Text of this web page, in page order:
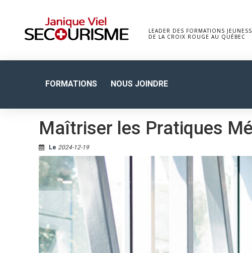
LEADER DES FORMATIONS
DE LA CROIX ROUGE AU QUÉBEC
FORMATIONS NOUS JOINDRE
Maîtriser les Pratiques
Le 2024-12-19